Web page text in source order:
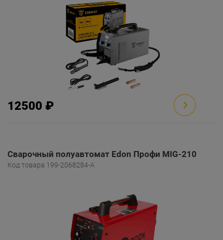
12500 ₽
Сварочный полуавтомат Edon Профи MIG-210
Код товара 199-2068284-A